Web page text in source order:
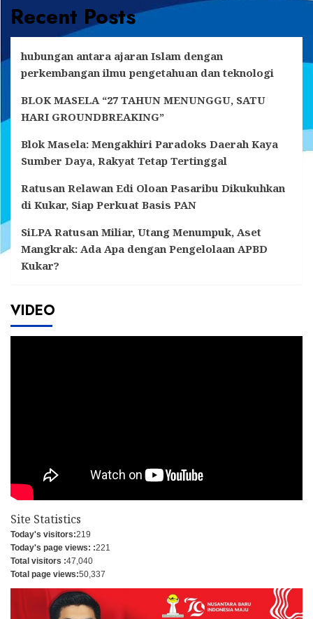
Timur
Recent Posts
hubungan antara ajaran Islam dengan
perkembangan ilmu pengetahuan dan teknologi
BLOK MASELA “27 TAHUN MENUNGGU, SATU
HARI GROUNDBREAKING”
Blok Masela: Mengakhiri Paradoks Daerah Kaya
Sumber Daya, Rakyat Tetap Tertinggal
Ratusan Relawan Edi Oloan Pasaribu Dikukuhkan
di Kukar, Siap Perkuat Basis PAN
SiLPA Ratusan Miliar, Utang Menumpuk, Aset
Mangkrak: Ada Apa dengan Pengelolaan APBD
Kukar?
VIDEO
Site Statistics
Today's visitors:219
Today's page views: :221
Total visitors :47,040
Total page views:50,337